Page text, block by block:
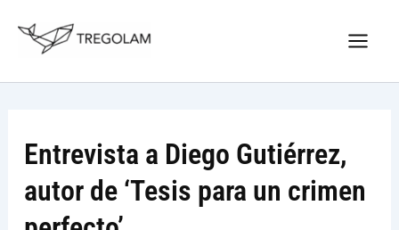
Entrevista a Diego Gutiérrez,
autor de ‘Tesis para un crimen